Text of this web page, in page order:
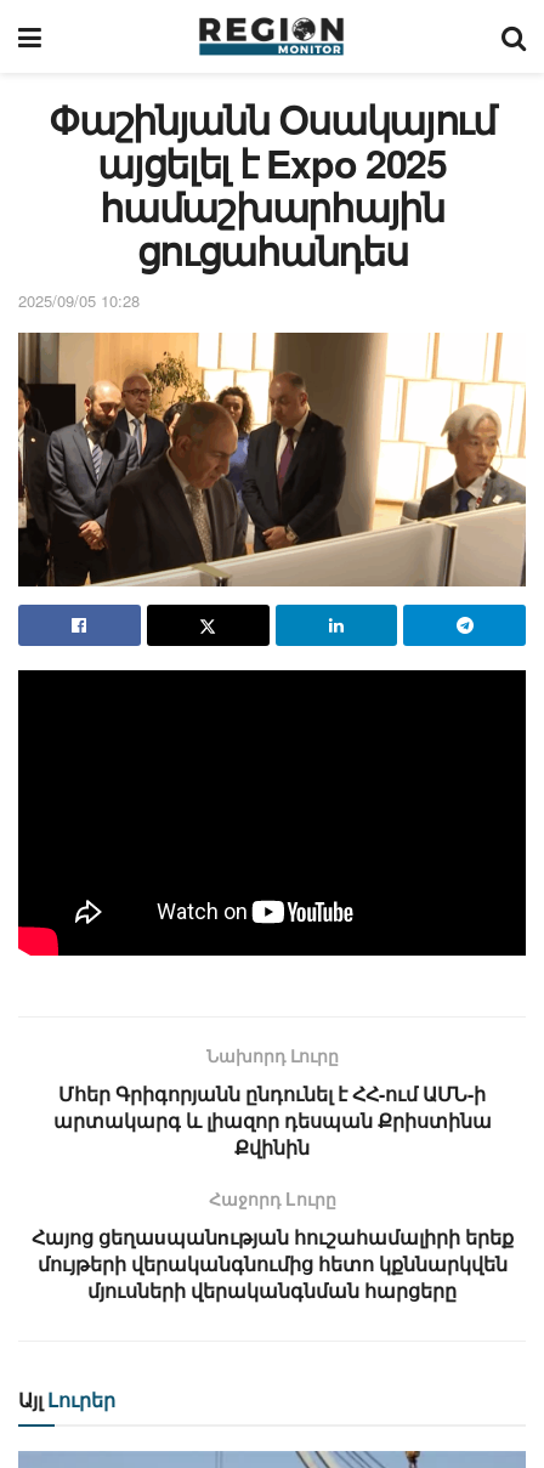
Փաշինյանն Օսակայում
այցելել է Expo 2025
համաշխարհային
ցուցահանդես
2025/09/05 10:28
Նախորդ Լուրը
Մհեր Գրիգորյանն ընդունել է ՀՀ-ում ԱՄՆ-ի
արտակարգ և լիազոր դեսպան Քրիստինա
Քվինին
Հաջորդ Lուրը
Հայոց ցեղաuպանnւթյան հուշահամալիրի երեք
մույթերի վերականգնումից հետո կքննարկվեն
մյուսների վերականգնման հարցերը
Այլ Լուրեր